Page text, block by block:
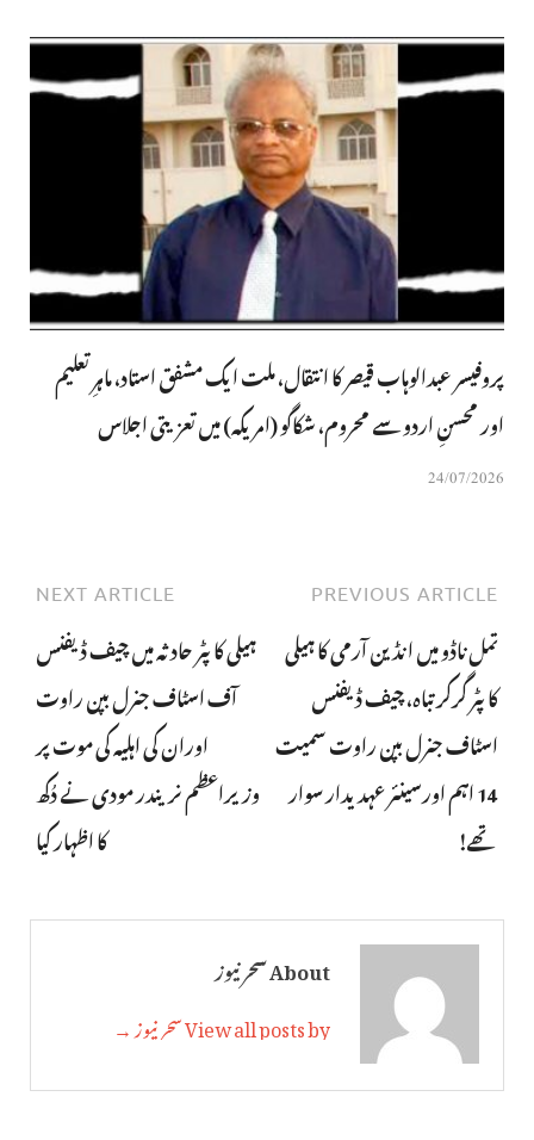
پروفیسر عبدالوہاب قیصر کا انتقال، ملت ایک مشفق استاد، ماہرِتعلیم
اور محسنِ اردو سے محروم، شکاگو (امریکہ) میں تعزیتی اجلاس
24/07/2026
PREVIOUS ARTICLE
تمل ناڈو میں ا نڈین آرمی کا ہیلی
کاپٹر گرکر تباہ، چیف ڈیفنس
اسٹاف جنرل بپن راوت سمیت
14 اہم اورسینئر عہدیدار سوار
تھے!
NEXT ARTICLE
ہیلی کاپٹر حادثہ میں چیف ڈیفنس
آف اسٹاف جنرل بپن راوت
اوران کی اہلیہ کی موت پر
وزیراعظم نریندر مودی نے دُکھ
کا اظہار کیا
About سحر نیوز
View all posts by سحر نیوز →